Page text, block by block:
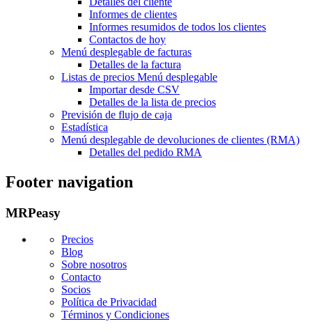
Informes de clientes
Informes resumidos de todos los clientes
Contactos de hoy
Menú desplegable de facturas
Detalles de la factura
Listas de precios Menú desplegable
Importar desde CSV
Detalles de la lista de precios
Previsión de flujo de caja
Estadística
Menú desplegable de devoluciones de clientes (RMA)
Detalles del pedido RMA
Footer navigation
MRPeasy
Precios
Blog
Sobre nosotros
Contacto
Socios
Política de Privacidad
Términos y Condiciones